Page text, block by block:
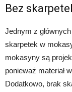
Bez
Jednym z
skarpetek w
mokasyny są
ponieważ materiał
Dodatkowo, brak